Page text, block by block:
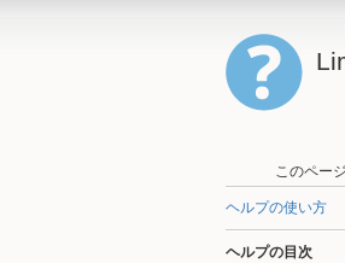
このペー
ヘルプの使い方
ヘルプの目次